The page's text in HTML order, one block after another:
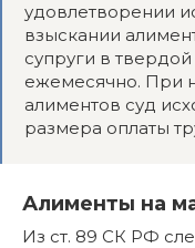
удовлетворении
взыскании
супруги в
ежемесячно. При
алиментов суд
размера оплаты
Алименты на
Из ст. 89 СК РФ